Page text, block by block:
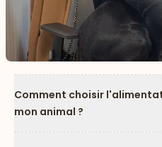
Comment choisir
mon animal ?